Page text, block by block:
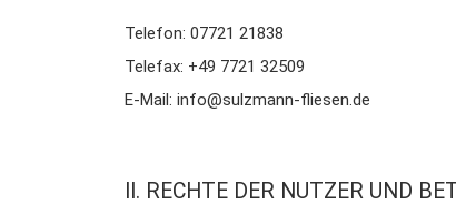
Telefon: 07721 21838
Telefax: +49 7721 32509
E-Mail: info@sulzmann-fliesen.de
II. RECHTE DER NUTZER UND